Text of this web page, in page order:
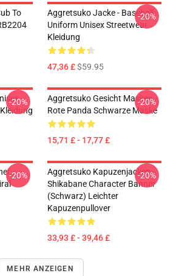
To
Aggretsuko Jacke - Baseball
Uniform Unisex Streetwear
Kleidung
47,36 £$59.95
-20%
-20%
Aggretsuko Gesicht Masken -
Rote Panda Schwarze Maske
15,71 £ - 17,77 £
-20%
-
-20%
Aggretsuko Kapuzenjacken -
Shikabane Character Banner
(Schwarz) Leichter
Kapuzenpullover
33,93 £ - 39,46 £
-20%
MEHR ANZEIGEN